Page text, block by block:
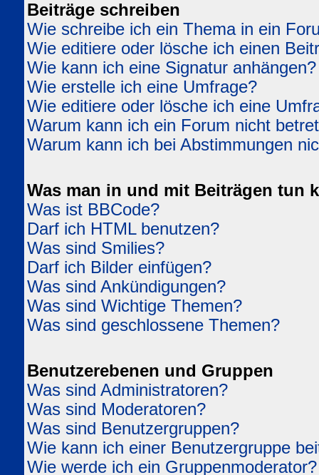
Beiträge schreiben
Wie schreibe ich ein Thema in ein
Wie editiere oder lösche ich einen
Wie kann ich eine Signatur anhängen?
Wie erstelle ich eine Umfrage?
Wie editiere oder lösche ich eine
Warum kann ich ein Forum nicht
Warum kann ich bei Abstimmungen
Was man in und mit Beiträgen tun
Was ist BBCode?
Darf ich HTML benutzen?
Was sind Smilies?
Darf ich Bilder einfügen?
Was sind Ankündigungen?
Was sind Wichtige Themen?
Was sind geschlossene Themen?
Benutzerebenen und Gruppen
Was sind Administratoren?
Was sind Moderatoren?
Was sind Benutzergruppen?
Wie kann ich einer Benutzergruppe
Wie werde ich ein Gruppenmoderator?